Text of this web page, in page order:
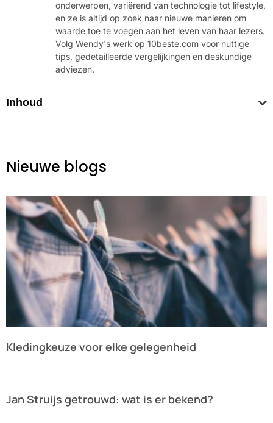
onderwerpen, variërend van technologie tot lifestyle,
en ze is altijd op zoek naar nieuwe manieren om
waarde toe te voegen aan het leven van haar lezers.
Volg Wendy's werk op 10beste.com voor nuttige
tips, gedetailleerde vergelijkingen en deskundige
adviezen.
Inhoud
Nieuwe blogs
Kledingkeuze voor elke gelegenheid
Jan Struijs getrouwd: wat is er bekend?